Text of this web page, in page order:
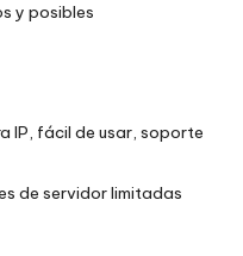
y posibles
IP, fácil de usar, soporte
de servidor limitadas